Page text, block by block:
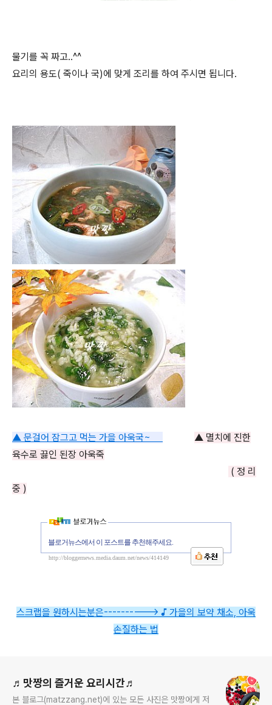
물기를 꼭 짜고..^^
요리의 용도( 죽이나 국)에 맞게 조리를 하여 주시면 됩니다.
▲ 문걸어 잠그고 먹는 가을 아욱국~
▲ 멸치에 진한
육수로 끓인 된장 아욱죽
( 정 리
중 )
블로거뉴스에서 이 포스트를 추천해주세요.
http://bloggernews.media.daum.net/news/414149
스크랩을 원하시는분은----------> ♪ 가을의 보약 채소, 아욱
손질하는 법
♬맛짱의 즐거운 요리시간♬
본 블로그(matzzang.net)에 있는 모든 사진은 맛짱에게 저